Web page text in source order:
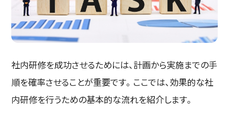
社内研修を成功させるためには、計画から実施までの手
順を確率させることが重要です。ここでは、効果的な社
内研修を行うための基本的な流れを紹介します。